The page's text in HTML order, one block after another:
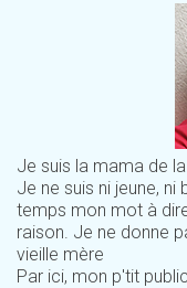
Je suis la mama de
Je ne suis ni jeune, ni
temps mon mot à
raison. Je ne donne
vieille mère
Par ici, mon p'tit